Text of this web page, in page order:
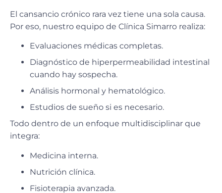
El cansancio crónico rara vez tiene una sola causa.
Por eso, nuestro equipo de Clínica Simarro realiza:
Evaluaciones médicas completas.
Diagnóstico de hiperpermeabilidad intestinal
cuando hay sospecha.
Análisis hormonal y hematológico.
Estudios de sueño si es necesario.
Todo dentro de un enfoque multidisciplinar que
integra:
Medicina interna.
Nutrición clínica.
Fisioterapia avanzada.